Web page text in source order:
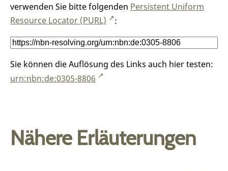
verwenden Sie bitte folgenden Persistent Uniform
Resource Locator (PURL)
:
Sie können die Auflösung des Links auch hier testen:
urn:nbn:de:0305-8806
Nähere Erläuterungen